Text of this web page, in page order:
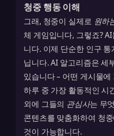
청중 행동 이해
그래, 청중이 실제로 원하
체 게임입니다, 그렇죠?
니다. 이제 단순한 인구
닙니다. AI 알고리즘은 세
있습니다 – 어떤 게시물
하루 중 가장 활동적인 시
외에 그들의 관심사는 무
콘텐츠를 맞춤화하여 청
것이 가능합니다.